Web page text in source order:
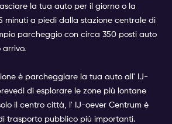
la tua auto per il giorno o la
minuti a piedi dalla stazione centrale di
parcheggio con circa 350 posti auto
arrivo.
è parcheggiare la tua auto all' IJ-
di esplorare le zone più lontane
il centro città, l' IJ-oever Centrum è
trasporto pubblico più importanti.